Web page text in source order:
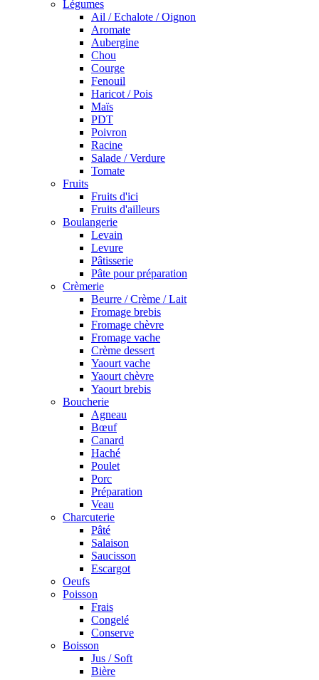
Légumes
Ail / Echalote / Oignon
Aromate
Aubergine
Chou
Courge
Fenouil
Haricot / Pois
Maïs
PDT
Poivron
Racine
Salade / Verdure
Tomate
Fruits
Fruits d'ici
Fruits d'ailleurs
Boulangerie
Levain
Levure
Pâtisserie
Pâte pour préparation
Crèmerie
Beurre / Crème / Lait
Fromage brebis
Fromage chèvre
Fromage vache
Crème dessert
Yaourt vache
Yaourt chèvre
Yaourt brebis
Boucherie
Agneau
Bœuf
Canard
Haché
Poulet
Porc
Préparation
Veau
Charcuterie
Pâté
Salaison
Saucisson
Escargot
Oeufs
Poisson
Frais
Congelé
Conserve
Boisson
Jus / Soft
Bière